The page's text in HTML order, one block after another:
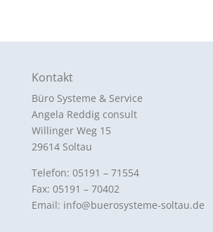
Kontakt
Büro Systeme & Service
Angela Reddig consult
Willinger Weg 15
29614 Soltau
Telefon: 05191 – 71554
Fax: 05191 – 70402
Email: info@buerosysteme-soltau.de